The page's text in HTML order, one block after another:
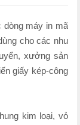
dòng máy in mã
cho các nhu
xưởng sản
giấy kép-công
kim loại, vỏ